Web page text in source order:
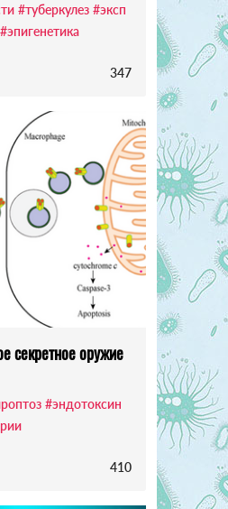
#туберкулез #эксп
#эпигенетика
347
секретное оружие
#эндотоксин
410